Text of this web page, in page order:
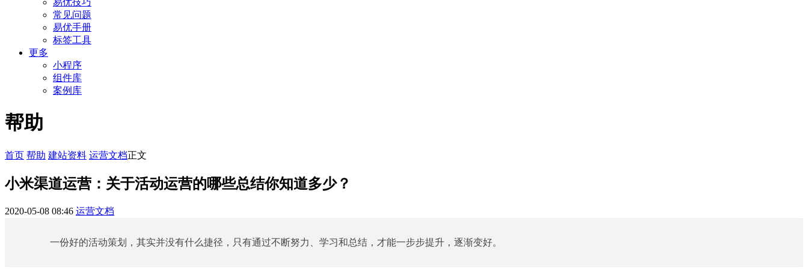
易优技巧
常见问题
易优手册
标签工具
更多
小程序
组件库
案例库
帮助
首页 帮助 建站资料 运营文档正文
小米渠道运营：关于活动运营的哪些总结你知道多少？
2020-05-08 08:46 运营文档
一份好的活动策划，其实并没有什么捷径，只有通过不断努力、学习和总结，才能一步步提升，逐渐变好。